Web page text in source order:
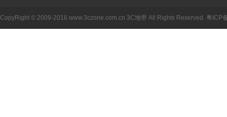
CopyRight © 2009-2016 www.3czone.com.cn 3C地带 All Rights Reserved. 粤ICP